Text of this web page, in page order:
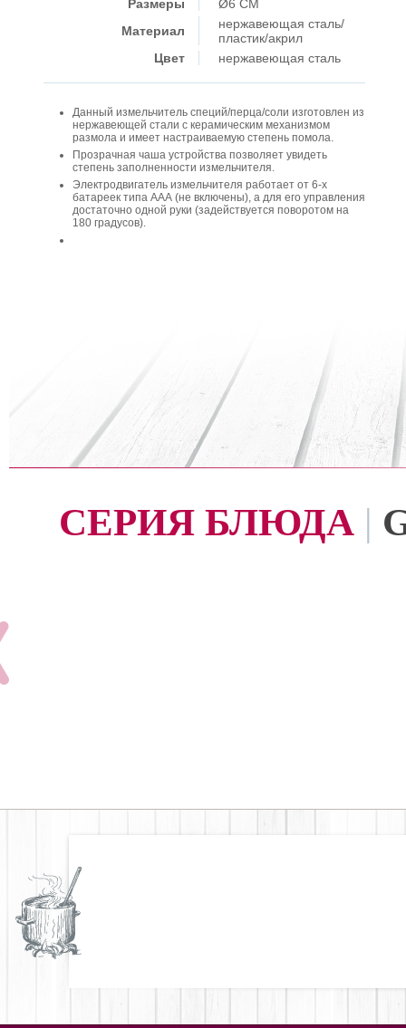
Размеры
Ø6 CM
Материал
нержавеющая сталь/
пластик/акрил
Цвет
нержавеющая сталь
Данный измельчитель специй/перца/соли изготовлен из
нержавеющей стали с керамическим механизмом
размола и имеет настраиваемую степень помола.
Прозрачная чаша устройства позволяет увидеть
степень заполненности измельчителя.
Электродвигатель измельчителя работает от 6-х
батареек типа ААА (не включены), а для его управления
достаточно одной руки (задействуется поворотом на
180 градусов).
СЕРИЯ БЛЮДА |